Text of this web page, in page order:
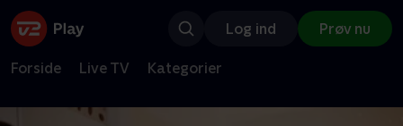
Log ind Prøv nu
Forside Live TV Kategorier